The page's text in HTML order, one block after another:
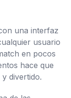
una interfaz
usuario
en pocos
hace que
divertido.